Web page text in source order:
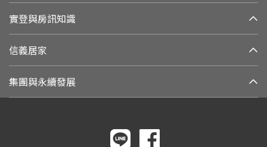
實登與房訊知識
信義居家
集團與永續發展